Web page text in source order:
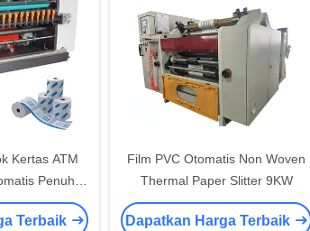
Kertas ATM
Penuh
Tanpa Biji
Terbaik
Film PVC Otomatis Non Woven
Thermal Paper Slitter 9KW
Dapatkan Harga Terbaik